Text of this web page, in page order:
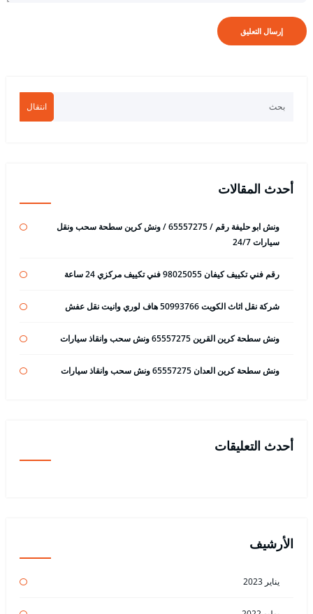
انتقال
أحدث المقالات
ونش ابو حليفة رقم / 65557275 / ونش كرين سطحة سحب ونقل
سيارات 24/7
رقم فني تكييف كيفان 98025055 فني تكييف مركزي 24 ساعة
شركة نقل اثاث الكويت 50993766 هاف لوري وانيت نقل عفش
ونش سطحة كرين القرين 65557275 ونش سحب وانقاذ سيارات
ونش سطحة كرين العدان 65557275 ونش سحب وانقاذ سيارات
أحدث التعليقات
الأرشيف
يناير 2023